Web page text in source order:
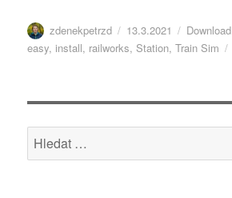
Autor:
zdenekpetrzd Publikováno:
13.3.2021 Rubriky:
Download
easy,install, railworks,Station,Train Sim
Hledat: